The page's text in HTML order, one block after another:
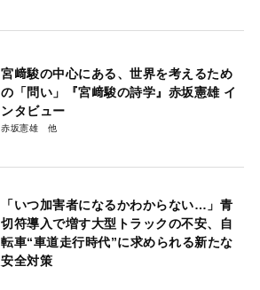
宮﨑駿の中心にある、世界を考えるため
の「問い」『宮﨑駿の詩学』赤坂憲雄 イ
ンタビュー
赤坂憲雄
「いつ加害者になるかわからない…」青
切符導入で増す大型トラックの不安、自
転車“車道走行時代”に求められる新たな
安全対策